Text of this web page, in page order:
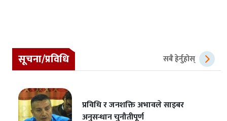
सूचना/प्रविधि सबै हेर्नुहोस्
प्रविधि र जनशक्ति अभावले साइबर
अनुसन्धान चुनौतीपूर्ण